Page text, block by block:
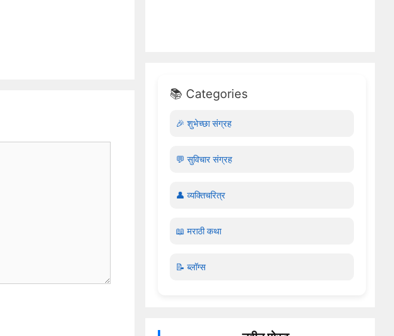
📚 Categories
🎉 शुभेच्छा संग्रह
💬 सुविचार संग्रह
👤 व्यक्तिचरित्र
📖 मराठी कथा
📝 ब्लॉग्स